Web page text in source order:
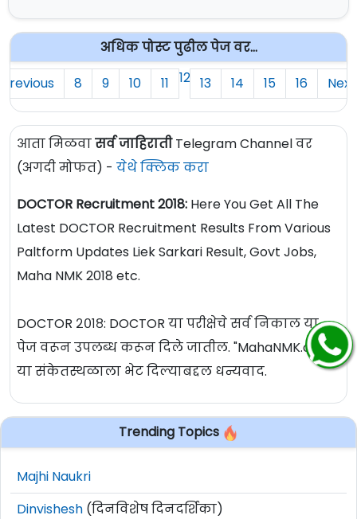
अधिक पोस्ट पुढील पेज वर...
Previous
8 9 10 11 12 13 14 15 16 Next
आता मिळवासर्व जाहिरातीTelegram Channel वर
(अगदी मोफत) - येथे क्लिक करा
DOCTOR Recruitment 2018: Here You Get All The
Latest DOCTOR Recruitment Results From Various
Paltform Updates Liek Sarkari Result, Govt Jobs,
Maha NMK 2018 etc.
DOCTOR २०१८: DOCTOR या परीक्षेचे सर्व निकाल या
पेज वरून उपलब्ध करून दिले जातील. "MahaNMK.com"
या संकेतस्थळाला भेट दिल्याबद्दल धन्यवाद.
Trending Topics
Majhi Naukri
Dinvishesh (दिनविशेष दिनदर्शिका)